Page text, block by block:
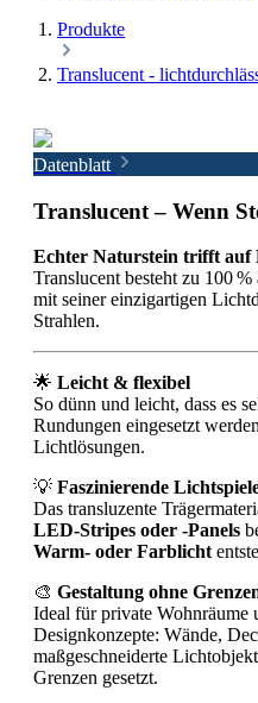
Produkte
Translucent -
Datenblatt
Translucent – Wenn
Echter Naturstein trifft auf
Translucent besteht zu 100
mit seiner einzigartigen
Strahlen.
🌟 Leicht & flexibel
So dünn und leicht, dass es
Rundungen eingesetzt
Lichtlösungen.
💡 Faszinierende
Das transluzente
LED-Stripes oder -Panels
Warm- oder Farblicht
🎨 Gestaltung ohne
Ideal für private Wohnräume
Designkonzepte: Wände,
maßgeschneiderte
Grenzen gesetzt.